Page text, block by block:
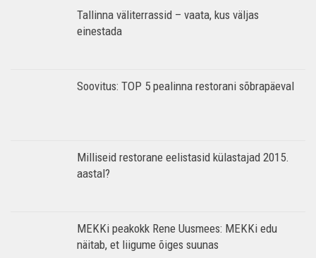
Tallinna väliterrassid – vaata, kus väljas
einestada
Soovitus: TOP 5 pealinna restorani sõbrapäeval
Milliseid restorane eelistasid külastajad 2015.
aastal?
MEKKi peakokk Rene Uusmees: MEKKi edu
näitab, et liigume õiges suunas